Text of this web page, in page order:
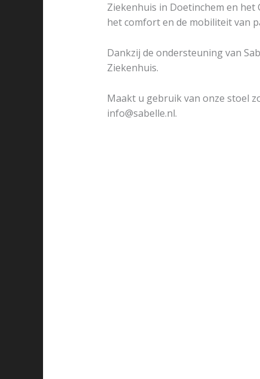
Ziekenhuis in Doetinchem en
het comfort en de mobiliteit van
Dankzij de ondersteuning van
Ziekenhuis.
Maakt u gebruik van onze stoel
info@sabelle.nl.